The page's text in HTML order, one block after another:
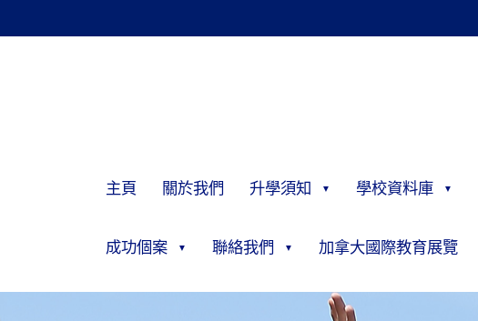
主頁 關於我們 升學須知 學校資料庫
成功個案 聯絡我們 加拿大國際教育展覽